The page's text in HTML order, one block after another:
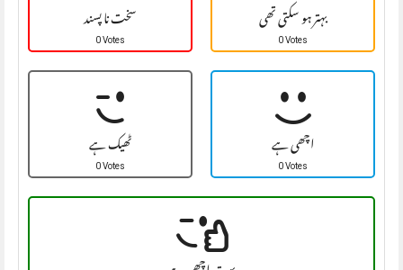
سخت نا پسند
0 Votes بہتر ہو سکتی تھی
0 Votes
ٹھیک ہے
0 Votes اچھی ہے
0 Votes